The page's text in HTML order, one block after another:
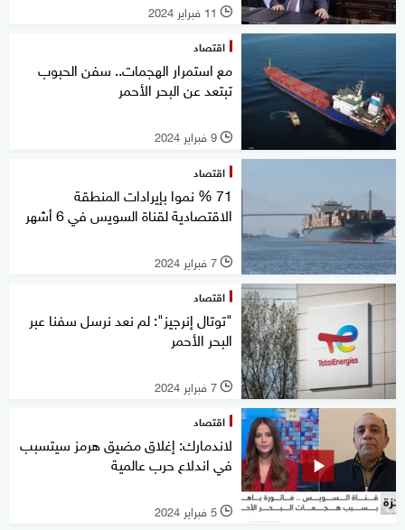
l 11 فبراير 2024
اقتصاد
مع استمرار الهجمات.. سفن الحبوب
تبتعد عن البحر الأحمر
l 9 فبراير 2024
اقتصاد
71 % نموا بإيرادات المنطقة
الاقتصادية لقناة السويس في 6 أشهر
l 7 فبراير 2024
اقتصاد
"توتال إنرجيز": لم نعد نرسل سفنا عبر
البحر الأحمر
l 7 فبراير 2024
اقتصاد
لاندمارك: إغلاق مضيق هرمز سيتسبب
في اندلاع حرب عالمية
l 5 فبراير 2024